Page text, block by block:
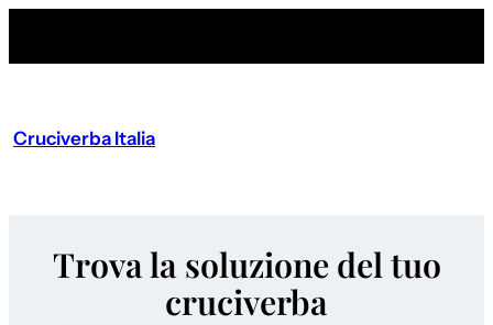
Cruciverba Italia
Trova la soluzione del tuo
cruciverba